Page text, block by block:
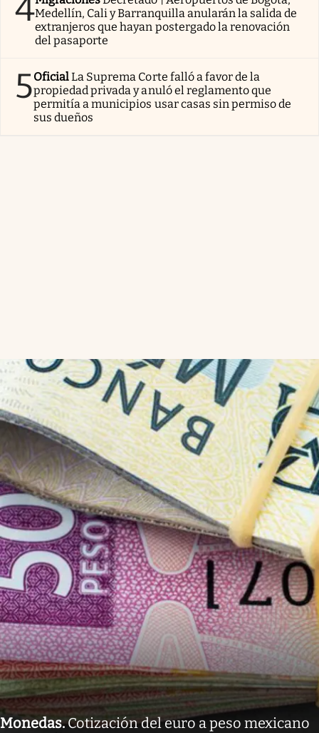
4Medellín, Cali y Barranquilla anularán la salida de
extranjeros que hayan postergado la renovación
del pasaporte
5OficialLa Suprema Corte falló a favor de la
propiedad privada y anuló el reglamento que
permitía a municipios usar casas sin permiso de
sus dueños
Monedas.Cotización del euro a peso mexicano